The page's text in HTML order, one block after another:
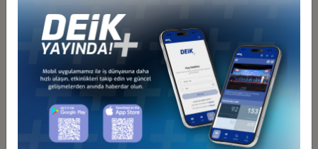
Samir Veliyev, Protokol Müşaviri Azer Rzayev, Devletlerarası
Ekonomik İşbirliği Şubesi Müdürü Orhan Memmedov’un katılımıyla
gerçekleştirilen Ekonomi ve Sanayi Bakanı Şahin Mustafayev ile
toplantı sırasında, Türkiye’deki Azerbaycanlı işadamları sayısının
1000’den fazla olduğu, İş Konseyi tarafından her yıl düzenlenen
“Azerbaycanlı İşadamları ile Çalışma Yemeği”ne geçen yıl olduğu
gibi Bakan Mustafayev’in memnuniyetle katılmayı arzu ettiği, ÜDİK
çerçevesinde iki ülke Ekonomi Bakanlıkları tarafından başlatılan
Türk işadamlarına vize muafiyeti çalışmalarının sonuçlandırılması
amacıyla çaba sarf edildiği bildirildi.